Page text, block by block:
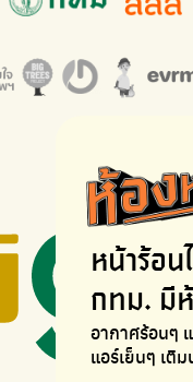
หน้าร้อน
กทม. มี
อากาศร้อนๆ
แอร์เย็นๆ เติ